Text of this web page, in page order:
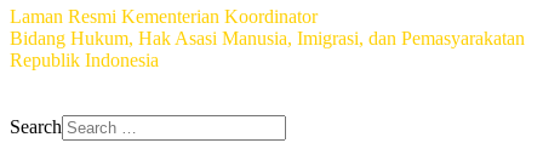
Laman Resmi Kementerian Koordinator
Bidang Hukum, Hak Asasi Manusia, Imigrasi, dan Pemasyarakatan
Republik Indonesia
Search